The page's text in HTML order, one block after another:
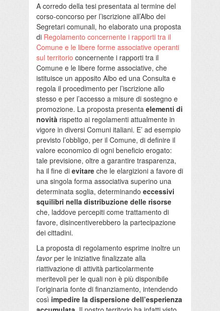
A corredo della tesi presentata al termine del
corso-concorso per l’iscrizione all’Albo dei
Segretari comunali, ho elaborato una proposta
di Regolamento concernente i rapporti tra il
Comune e le libere forme associative operanti
sul territorio concernente i rapporti tra il
Comune e le libere forme associative, che
istituisce un apposito Albo ed una Consulta e
regola il procedimento per l’iscrizione allo
stesso e per l’accesso a misure di sostegno e
promozione. La proposta presenta elementi di
novità rispetto ai regolamenti attualmente in
vigore in diversi Comuni italiani. E’ ad esempio
previsto l’obbligo, per il Comune, di definire il
valore economico di ogni beneficio erogato:
tale previsione, oltre a garantire trasparenza,
ha il fine di evitare che le elargizioni a favore di
una singola forma associativa superino una
determinata soglia, determinando eccessivi
squilibri nella distribuzione delle risorse
che, laddove percepiti come trattamento di
favore, disincentiverebbero la partecipazione
dei cittadini.
La proposta di regolamento esprime inoltre un
favorper le iniziative finalizzate alla
riattivazione di attività particolarmente
meritevoli per le quali non è più disponibile
l’originaria fonte di finanziamento, intendendo
così impedire la dispersione dell’esperienza